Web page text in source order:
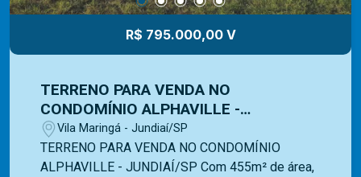
atender. Ligue e solicite seu atendimento!
R$ 795.000,00 V
TERRENO PARA VENDA NO
CONDOMÍNIO ALPHAVILLE -
JUNDIAÍ/SP
Vila Maringá - Jundiaí/SP
TERRENO PARA VENDA NO CONDOMÍNIO
ALPHAVILLE - JUNDIAÍ/SP Com 455m² de área,